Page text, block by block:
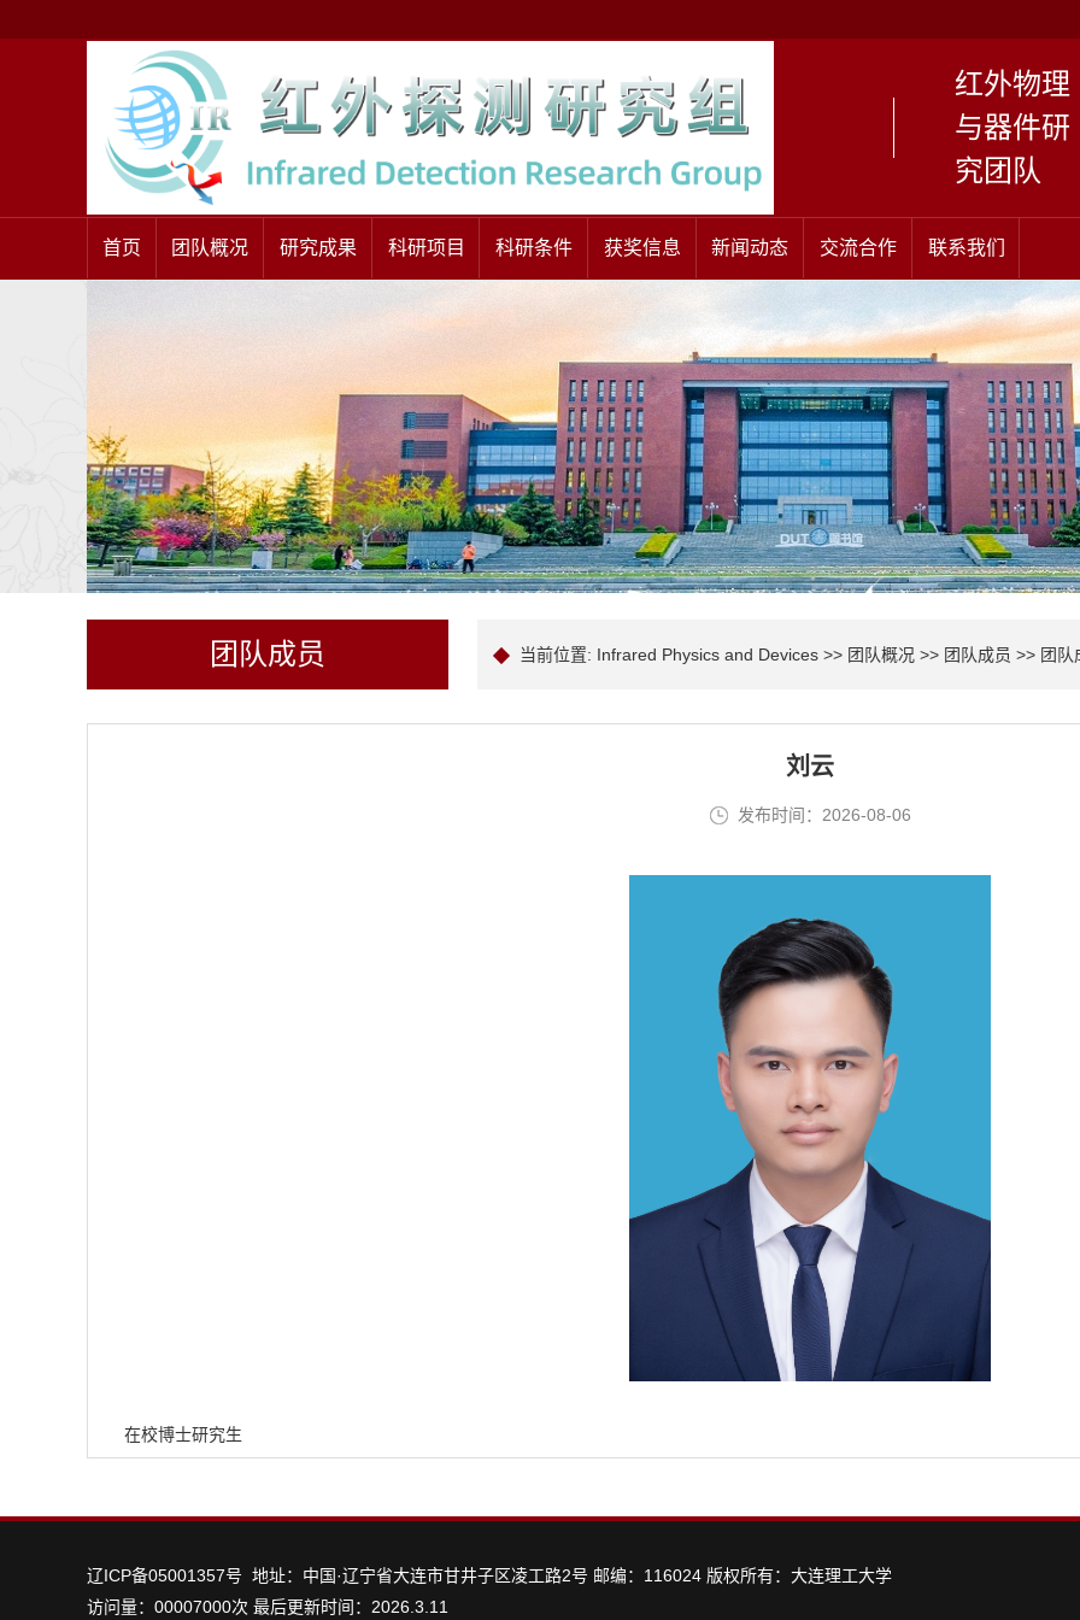
红外物理
与器件研
究团队
首页 团队概况 研究成果 科研项目 科研条件 获奖信息 新闻动态 交流合作 联系我们
团队成员 当前位置: Infrared Physics and Devices >> 团队概况 >> 团队成员 >> 团队
刘云
发布时间：2026-08-06
在校博士研究生
辽ICP备05001357号 地址：中国·辽宁省大连市甘井子区凌工路2号 邮编：116024 版权所有：大连理工大学
访问量： 00007000次 最后更新时间： 2026 3 11